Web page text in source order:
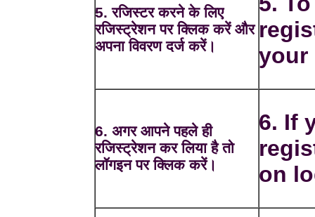
5. रजिस्टर करने के लिए
रजिस्ट्रेशन पर क्लिक करें और
अपना विवरण दर्ज करें।
your
6. अगर आपने पहले ही
रजिस्ट्रेशन कर लिया है तो
लॉगइन पर क्लिक करें।
6. If
on